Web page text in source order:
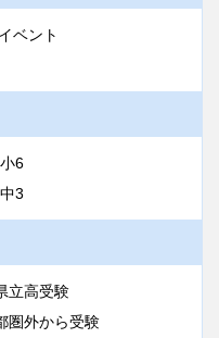
申し込みください。
ースはExiV新宿校から
施となります。
はじめとする難関高校
向、『必勝志望校別コ
す。
ます。
ベント
小6
中3
立高受験
圏外から受験